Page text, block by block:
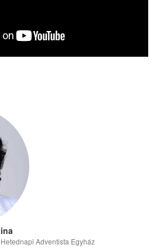
Adventista Egyház
meghatalmazott lelkésze. Teológiai
szerzett a Magyarországi Evangélikus
tett záróvizsgával. Szolgált lelkészként
Péter gyülekezeteiben is. Örömmel
Általános és középiskolában
valamint Egyiptomban. A
presbiterré szentelték. Jelenleg a
Osztályának vezetője, a
és az Ellen G. White Szolgálat
fiuk van.